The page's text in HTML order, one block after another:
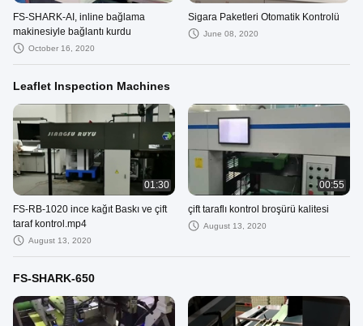
FS-SHARK-AI, inline bağlama
makinesiyle bağlantı kurdu
October 16, 2020
Sigara Paketleri Otomatik Kontrolü
June 08, 2020
Leaflet Inspection Machines
01:30
FS-RB-1020 ince kağıt Baskı ve çift
taraf kontrol.mp4
August 13, 2020
00:55
çift taraflı kontrol broşürü kalitesi
August 13, 2020
FS-SHARK-650